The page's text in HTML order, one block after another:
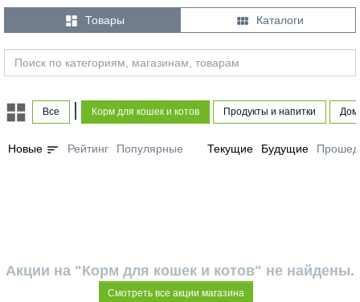
 Товары  Каталоги
Все Корм для кошек и котов Продукты и напитки Дом
Новые sort Рейтинг Популярные Текущие Будущие
Акции на "Корм для кошек и котов" не найдены.
Смотреть все акции магазина